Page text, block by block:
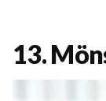
13.